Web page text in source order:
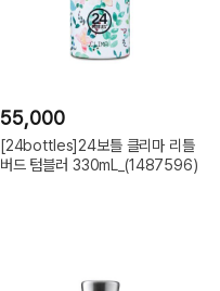
55,000
[24bottles]24보틀 클리마 리틀
버드 텀블러 330mL_(1487596)